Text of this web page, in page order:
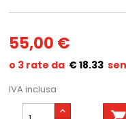
55,00 €
€ 18.33
IVA inclusa